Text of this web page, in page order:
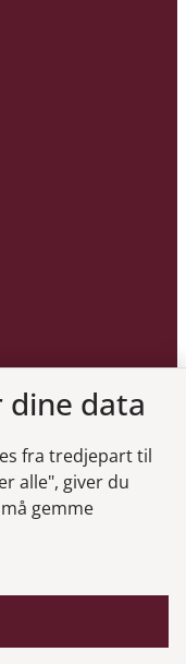
dine data
fra tredjepart til
alle", giver du
gemme